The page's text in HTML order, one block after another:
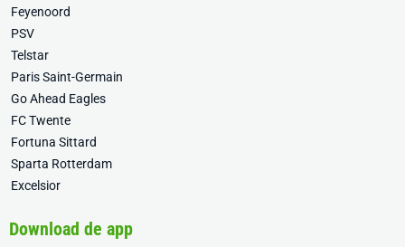
Feyenoord
PSV
Telstar
Paris Saint-Germain
Go Ahead Eagles
FC Twente
Fortuna Sittard
Sparta Rotterdam
Excelsior
Download de app